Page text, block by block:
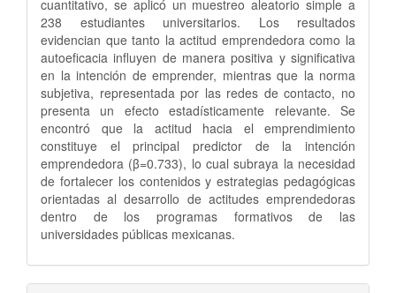
cuantitativo, se aplicó un muestreo aleatorio simple a
238 estudiantes universitarios. Los resultados
evidencian que tanto la actitud emprendedora como la
autoeficacia influyen de manera positiva y significativa
en la intención de emprender, mientras que la norma
subjetiva, representada por las redes de contacto, no
presenta un efecto estadísticamente relevante. Se
encontró que la actitud hacia el emprendimiento
constituye el principal predictor de la intención
emprendedora (β=0.733), lo cual subraya la necesidad
de fortalecer los contenidos y estrategias pedagógicas
orientadas al desarrollo de actitudes emprendedoras
dentro de los programas formativos de las
universidades públicas mexicanas.